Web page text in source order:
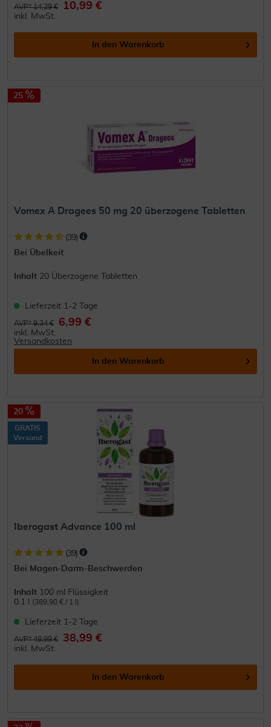
AVP* 14,29 € 10,99 €
inkl. MwSt.
In den Warenkorb
25
Vomex A Dragees 50 mg 20 überzogene Tabletten
(39)
Bei Übelkeit
Inhalt 20 Überzogene Tabletten
Lieferzeit 1-2 Tage
AVP* 9,34 € 6,99 €
inkl. MwSt.
Versandkosten
In den Warenkorb
20
GRATIS
Versand
Iberogast Advance 100 ml
(39)
Bei Magen-Darm-Beschwerden
Inhalt 100 ml Flüssigkeit
0.1 l
(389,90 € / 1 l)
Lieferzeit 1-2 Tage
AVP* 48,99 € 38,99 €
inkl. MwSt.
In den Warenkorb